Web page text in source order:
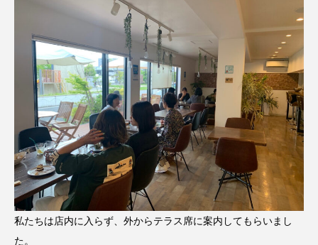
私たちは店内に入らず、外からテラス席に案内してもらいまし
た。